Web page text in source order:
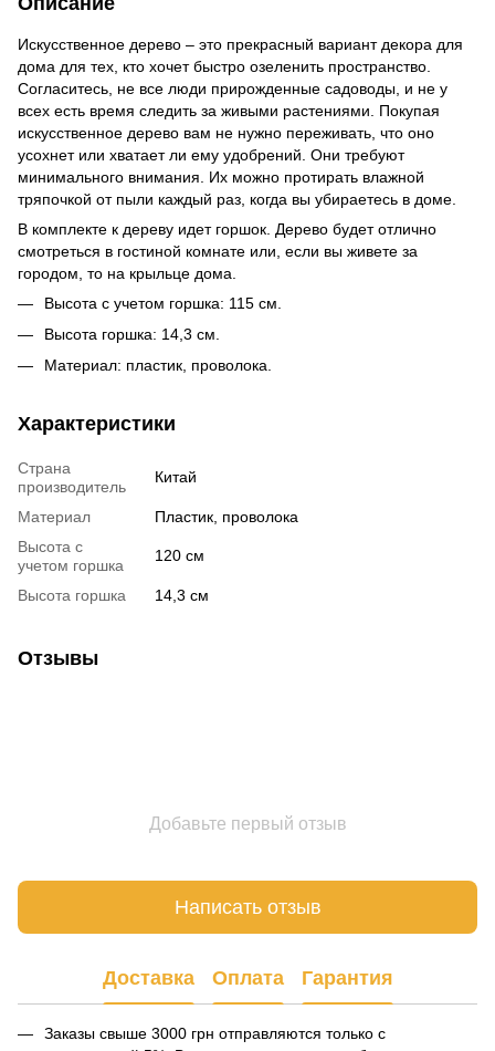
Искусственное дерево – это прекрасный вариант декора для
дома для тех, кто хочет быстро озеленить пространство.
Согласитесь, не все люди прирожденные садоводы, и не у
всех есть время следить за живыми растениями. Покупая
искусственное дерево вам не нужно переживать, что оно
усохнет или хватает ли ему удобрений. Они требуют
минимального внимания. Их можно протирать влажной
тряпочкой от пыли каждый раз, когда вы убираетесь в доме.
В комплекте к дереву идет горшок. Дерево будет отлично
смотреться в гостиной комнате или, если вы живете за
городом, то на крыльце дома.
Высота с учетом горшка: 115 см.
Высота горшка: 14,3 см.
Материал: пластик, проволока.
Характеристики
Страна
производитель
Китай
Материал
Пластик, проволока
Высота с
учетом горшка
120 см
Высота горшка 14,3 см
Отзывы
Добавьте первый отзыв
Написать отзыв
Доставка Оплата Гарантия
Заказы свыше 3000 грн отправляются только с